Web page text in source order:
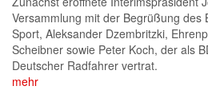
Versammlung mit der Begrüßung des
Sport, Aleksander Dzembritzki,
Scheibner sowie Peter Koch, der als
Deutscher Radfahrer vertrat.
mehr